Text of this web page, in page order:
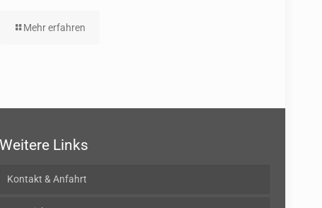
Mehr erfahren
Weitere Links
Kontakt & Anfahrt